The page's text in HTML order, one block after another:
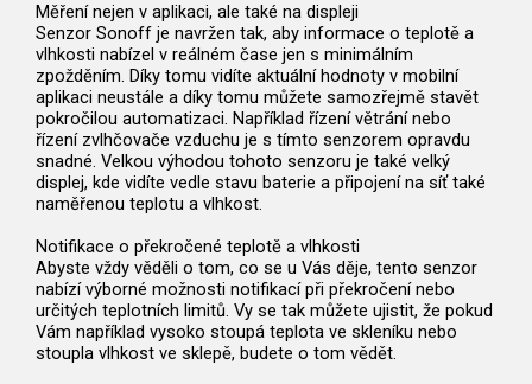
Měření nejen v aplikaci, ale také na displeji
Senzor Sonoff je navržen tak, aby informace o teplotě a
vlhkosti nabízel v reálném čase jen s minimálním
zpožděním. Díky tomu vidíte aktuální hodnoty v mobilní
aplikaci neustále a díky tomu můžete samozřejmě stavět
pokročilou automatizaci. Například řízení větrání nebo
řízení zvlhčovače vzduchu je s tímto senzorem opravdu
snadné. Velkou výhodou tohoto senzoru je také velký
displej, kde vidíte vedle stavu baterie a připojení na síť také
naměřenou teplotu a vlhkost.
Notifikace o překročené teplotě a vlhkosti
Abyste vždy věděli o tom, co se u Vás děje, tento senzor
nabízí výborné možnosti notifikací při překročení nebo
určitých teplotních limitů. Vy se tak můžete ujistit, že pokud
Vám například vysoko stoupá teplota ve skleníku nebo
stoupla vlhkost ve sklepě, budete o tom vědět.